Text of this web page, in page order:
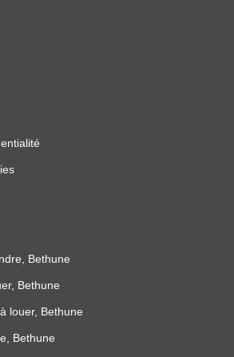
Bethune
Bethune
louer, Bethune
Bethune